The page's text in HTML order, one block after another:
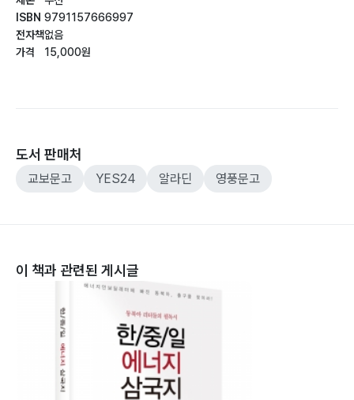
ISBN
전자책
가격
9791157666997
없음
15,000원
도서 판매처
교보문고 YES24 알라딘 영풍문고
이 책과 관련된 게시글